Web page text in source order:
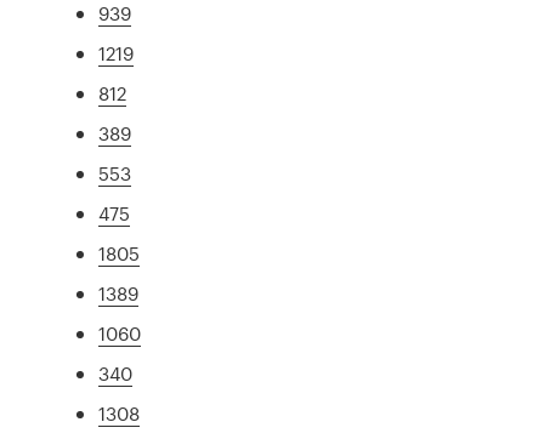
939
1219
812
389
553
475
1805
1389
1060
340
1308